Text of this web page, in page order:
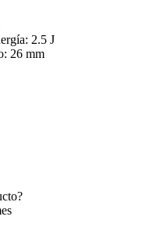
2.5 J
26 mm